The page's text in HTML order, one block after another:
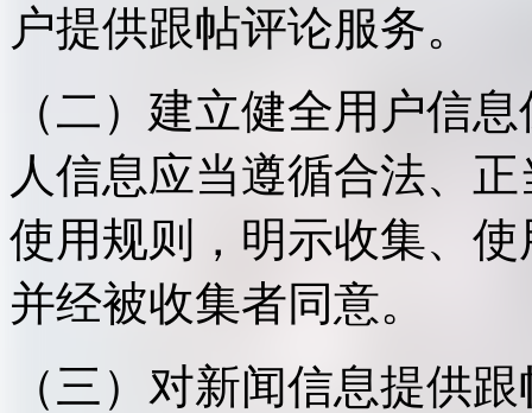
户提供跟帖评论服务。
（二）建立健全用户信
人信息应当遵循合法、
使用规则，明示收集、
并经被收集者同意。
（三）对新闻信息提供